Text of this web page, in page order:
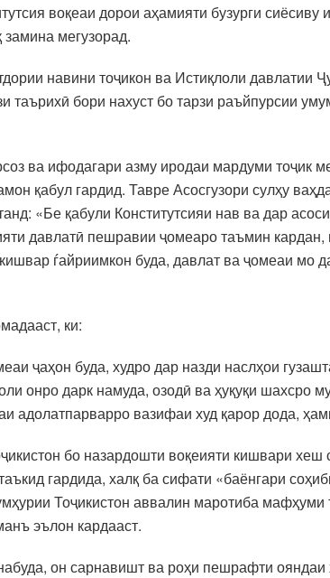
воқеаи дорои аҳамияти бузурги
мегузорад.
навини тоҷикон ва Истиқлоли давлатии
бори нахуст бо тарзи раъйпурсии
ва ифодагари азму иродаи мардуми тоҷик
қабул гардид. Тавре Асосгузори сулҳу
«Бе қабули Конститутсияи нав ва дар
давлатӣ пешравии ҷомеаро таъмин
ѓайриимкон буда, давлат ва ҷомеаи мо
ки:
ҷаҳон буда, худро дар назди наслҳои
онро дарк намуда, озодӣ ва ҳуқуқи шахсро
адолатпарварро вазифаи худ қарор дода,
бо назардошти воқеияти кишвари
гардида, халқ ба сифати «баёнгари
Тоҷикистон аввалин маротиба
эълон кардааст.
он сарнавишт ва роҳи пешрафти